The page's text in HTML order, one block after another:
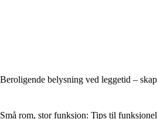
Beroligende belysning ved leggetid –
Små rom, stor funksjon: Tips til